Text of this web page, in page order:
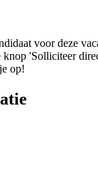
voor deze
'Solliciteer
op!